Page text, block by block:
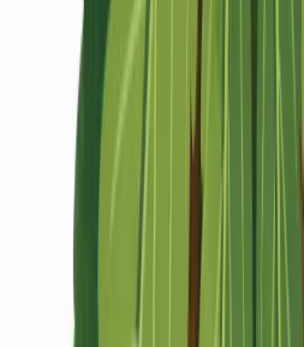
Cannabis Karte